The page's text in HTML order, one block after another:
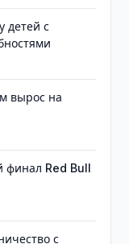
детей с
вырос на
финал Red Bull
с